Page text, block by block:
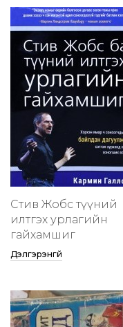
Стив Жобс түүний
илтгэх урлагийн
гайхамшиг
Дэлгэрэнгүй